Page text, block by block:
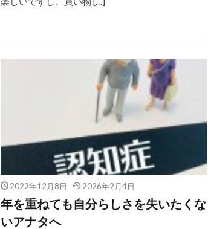
2022年12月8日 2026年2月4日
年を重ねても自分らしさを失いたくな
いアナタへ